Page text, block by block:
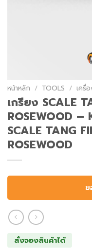
หน้าหลัก / TOOLS / เครื่
เกรียง SCALE
ROSEWOOD –
SCALE TANG
ROSEWOOD
ข
สั่งจองสินค้าได้